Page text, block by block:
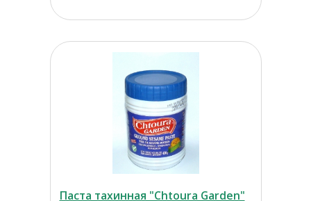
Паста тахинная "Chtoura Garden"